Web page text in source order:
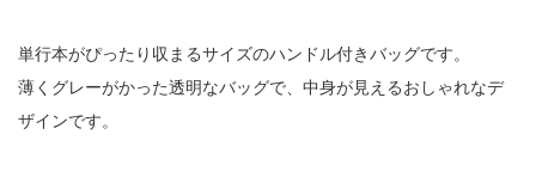
単行本がぴったり収まるサイズのハンドル付きバッグです。
薄くグレーがかった透明なバッグで、中身が見えるおしゃれなデ
ザインです。